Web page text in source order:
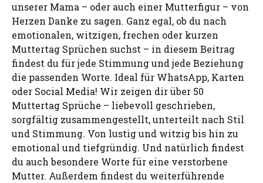
unserer Mama – oder auch einer Mutterfigur – von
Herzen Danke zu sagen. Ganz egal, ob du nach
emotionalen, witzigen, frechen oder kurzen
Muttertag Sprüchen suchst – in diesem Beitrag
findest du für jede Stimmung und jede Beziehung
die passenden Worte. Ideal für WhatsApp, Karten
oder Social Media! Wir zeigen dir über 50
Muttertag Sprüche – liebevoll geschrieben,
sorgfältig zusammengestellt, unterteilt nach Stil
und Stimmung. Von lustig und witzig bis hin zu
emotional und tiefgründig. Und natürlich findest
du auch besondere Worte für eine verstorbene
Mutter. Außerdem findest du weiterführende